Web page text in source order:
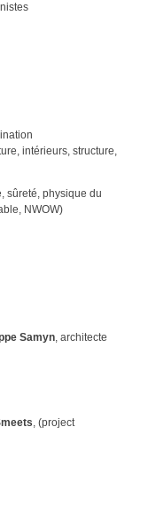
intérieurs, structure,
sûreté, physique du
NWOW)
Samyn, architecte
, (project